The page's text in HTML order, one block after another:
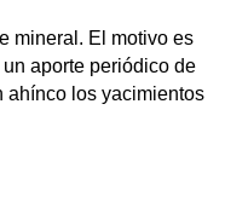
mineral. El motivo es
aporte periódico de
ahínco los yacimientos